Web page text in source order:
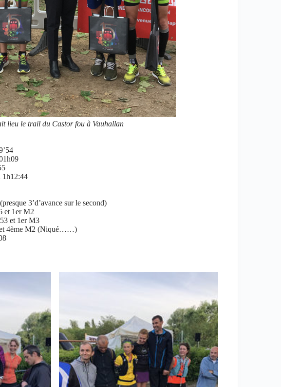
lieu le trail du Castor fou à Vauhallan
1h12:44
3’d’avance sur le second)
et 1er M2
et 1er M3
et 4ème M2 (Niqué……)